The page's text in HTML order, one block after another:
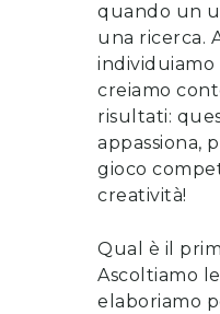
quando un
una ricerca.
individuiamo
creiamo
risultati:
appassiona,
gioco
creatività!
Qual è il
Ascoltiamo
elaboriamo